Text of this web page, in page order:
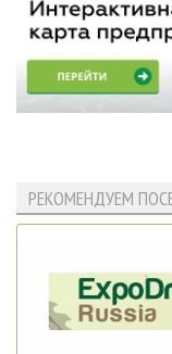
РЕКОМЕНДУЕМ